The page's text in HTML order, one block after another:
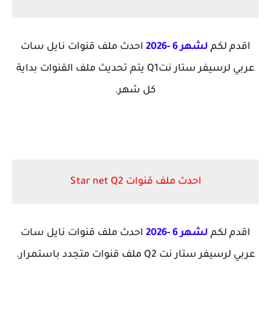
اقدم لكم لشهر 6 -2026
احدث ملف قنوات نايل سات
عربي لرسيفر ستار نتQ1 يتم تحديث ملف القنوات بداية
كل شهر.
احدث ملف قنوات Star net Q2
اقدم لكم لشهر 6 -2026
احدث ملف قنوات نايل سات
عربي لرسيفر ستار نت Q2 ملف قنوات متجدد باستمرار.